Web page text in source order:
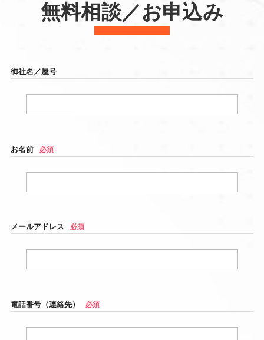
無料相談／お申込み
御社名／屋号
お名前 必須
メールアドレス 必須
電話番号（連絡先） 必須